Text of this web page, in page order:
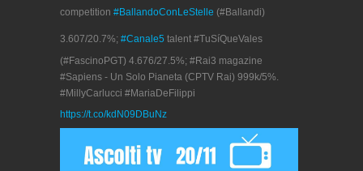
competition #BallandoConLeStelle (#Ballandi)
3.607/20.7%; #Canale5 talent #TuSíQueVales
(#FascinoPGT) 4.676/27.5%; #Rai3 magazine
#Sapiens - Un Solo Pianeta (CPTV Rai) 999k/5%.
#MillyCarlucci #MariaDeFilippi
https://t.co/kdN09DBuNz